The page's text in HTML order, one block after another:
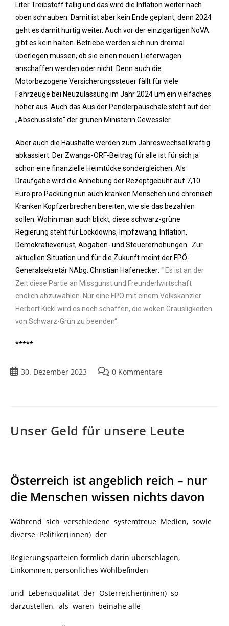
Liter Treibstoff fällig und das wird die Inflation weiter nach
oben schrauben. Damit ist aber kein Ende geplant, denn 2024
geht es damit hurtig weiter. Auch vor der einzigartigen NoVA
gibt es kein halten. Betriebe werden sich nun dreimal
überlegen müssen, ob sie einen neuen Lieferwagen
anschaffen werden oder nicht. Denn auch die
Motorbezogene Versicherungssteuer fällt für viele
Fahrzeuge bei Neuzulassung im Jahr 2024 um ein vielfaches
höher aus. Auch das Aus der Pendlerpauschale steht auf der
„Abschussliste“ der grünen Ministerin Gewessler.
Aber auch die Haushalte werden zum Jahreswechsel kräftig
abkassiert. Der Zwangs-ORF-Beitrag für alle ist für sich ja
schon eine finanzielle Heimtücke sondergleichen. Als
Draufgabe wird die Anhebung der Rezeptgebühr auf 7,10
Euro pro Packung nun auch kranken Menschen und chronisch
Kranken Kopfzerbrechen bereiten, wie sie das bezahlen
sollen. Wohin man auch blickt, diese schwarz-grüne
Regierung steht für Lockdowns, Impfzwang, Inflation,
Demokratieverlust, Abgaben- und Steuererhöhungen. Zur
aktuellen Situation und für die Zukunft meint der FPÖ-
Generalsekretär NAbg. Christian Hafenecker: “ Es ist an der
Zeit diese Partie an Missgunst und Freunderlwirtschaft
endlich abzuwählen. Nur eine FPÖ mit einem Volkskanzler
Herbert Kickl wird es noch schaffen, die woken Grausligkeiten
von Schwarz-Grün zu beenden“.
*****
30. Dezember 2023 0 Kommentare
Unser Geld für unsere Leute
Österreich ist angeblich reich – nur
die Menschen wissen nichts davon
Während sich verschiedene systemtreue Medien, sowie
diverse Politiker(innen) der
Regierungsparteien förmlich darin überschlagen,
Einkommen, persönliches Wohlbefinden
und Lebensqualität der Österreicher(innen) so
darzustellen, als wären beinahe alle